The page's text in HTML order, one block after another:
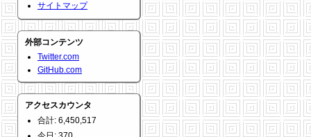
サイトマップ
外部コンテンツ
Twitter.com
GitHub.com
アクセスカウンタ
合計: 6,450,517